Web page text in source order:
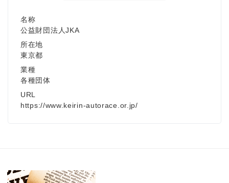
名称
公益財団法人JKA
所在地
東京都
業種
各種団体
URL
https://www.keirin-autorace.or.jp/